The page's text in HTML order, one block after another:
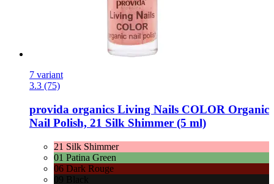
7 variant
3.3 (75)
provida organics Living Nails COLOR Organic
Nail Polish, 21 Silk Shimmer (5 ml)
21 Silk Shimmer
01 Patina Green
06 Dark Rouge